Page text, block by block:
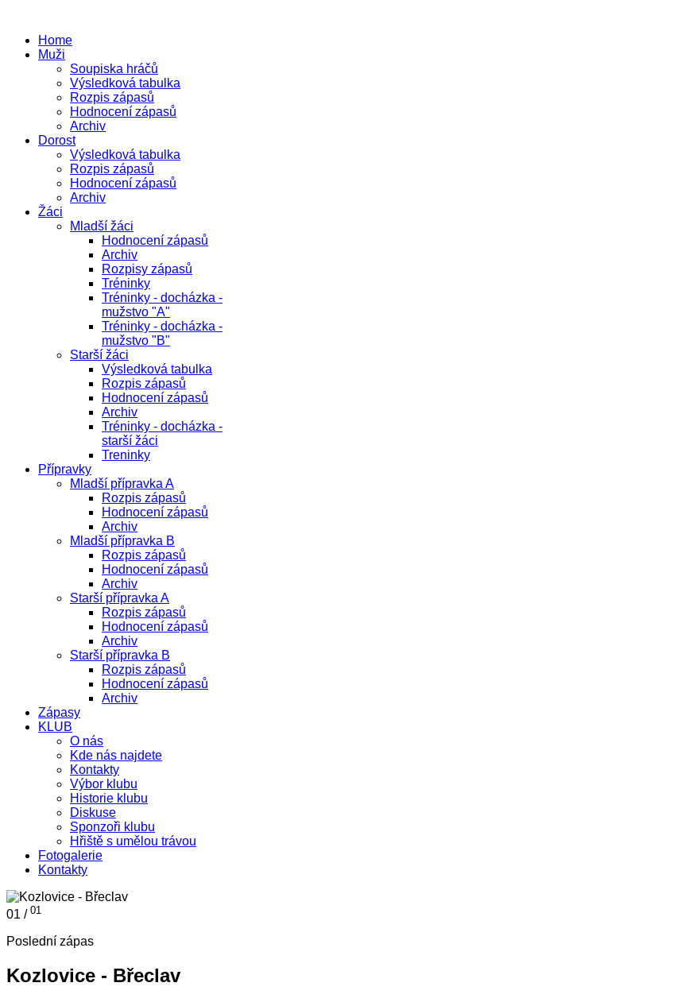
Home
Muži
Soupiska hráčů
Výsledková tabulka
Rozpis zápasů
Hodnocení zápasů
Archiv
Dorost
Výsledková tabulka
Rozpis zápasů
Hodnocení zápasů
Archiv
Žáci
Mladší žáci
Hodnocení zápasů
Archiv
Rozpisy zápasů
Tréninky
Tréninky - docházka -
mužstvo "A"
Tréninky - docházka -
mužstvo "B"
Starší žáci
Výsledková tabulka
Rozpis zápasů
Hodnocení zápasů
Archiv
Tréninky - docházka -
starší žáci
Treninky
Přípravky
Mladší přípravka A
Rozpis zápasů
Hodnocení zápasů
Archiv
Mladší přípravka B
Rozpis zápasů
Hodnocení zápasů
Archiv
Starší přípravka A
Rozpis zápasů
Hodnocení zápasů
Archiv
Starší přípravka B
Rozpis zápasů
Hodnocení zápasů
Archiv
Zápasy
KLUB
O nás
Kde nás najdete
Kontakty
Výbor klubu
Historie klubu
Diskuse
Sponzoři klubu
Hřiště s umělou trávou
Fotogalerie
Kontakty
01 / 01
Poslední zápas
Kozlovice - Břeclav